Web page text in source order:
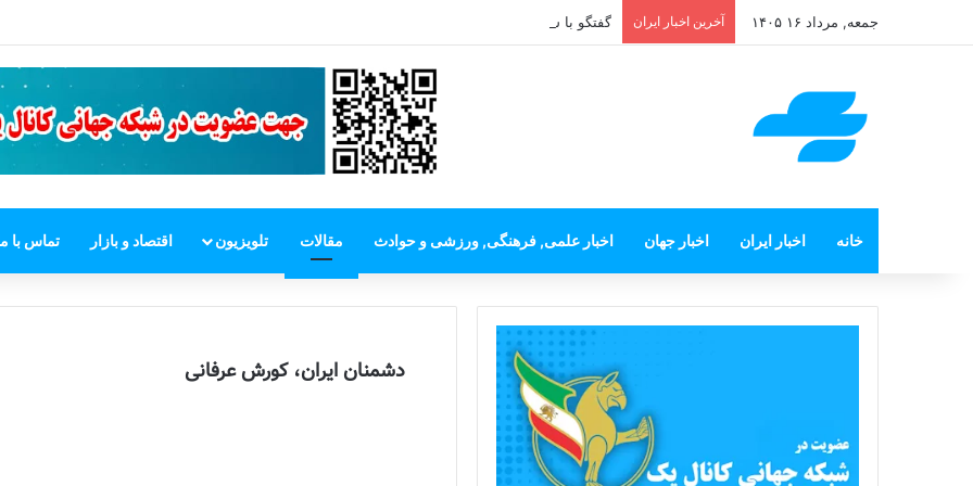
جمعه, مرداد ۱۶ ۱۴۰۵ آخرین اخبار ایران گفتگو با سخنگوی سیاست خارجی اتحادیه اروپا: برای تغییر رژیم ایران مداخله نمی‌کنیم
خانه اخبار ایران اخبار جهان اخبار علمی, فرهنگی, ورزشی و حوادث مقالات تلویزیون اقتصاد و بازار تماس با
دشمنان ایران، کورش عرفانی